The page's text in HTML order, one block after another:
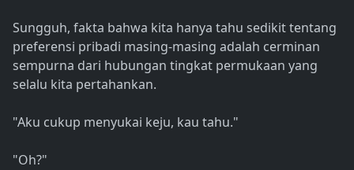
Sungguh, fakta bahwa kita hanya tahu sedikit tentang
preferensi pribadi masing-masing adalah cerminan
sempurna dari hubungan tingkat permukaan yang
selalu kita pertahankan.
"Aku cukup menyukai keju, kau tahu."
"Oh?"